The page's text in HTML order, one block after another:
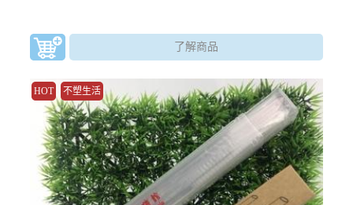
了解商品
HOT 不塑生活